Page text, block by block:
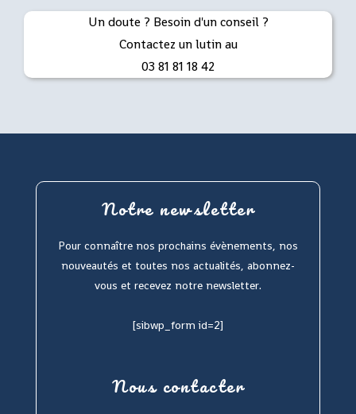
Un doute ? Besoin d'un conseil ?
Contactez un lutin au
03 81 81 18 42
Notre newsletter
Pour connaître nos prochains évènements, nos
nouveautés et toutes nos actualités, abonnez-
vous et recevez notre newsletter.
[sibwp_form id=2]
Nous contacter